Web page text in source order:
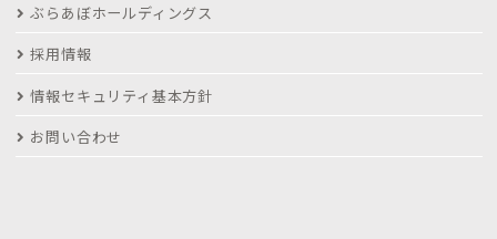
ぶらあぼホールディングス
採用情報
情報セキュリティ基本方針
お問い合わせ